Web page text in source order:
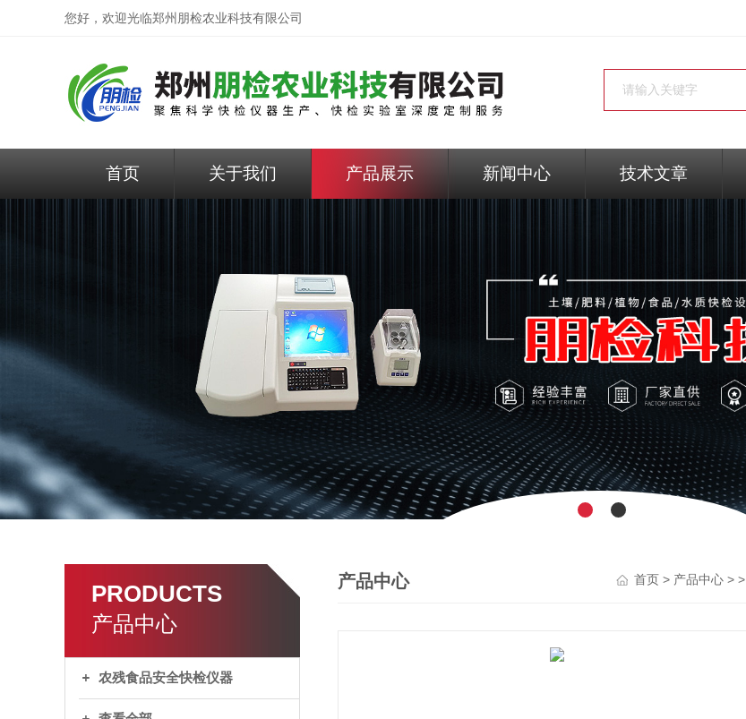
您好，欢迎光临郑州朋检农业科技有限公司
首页 关于我们 产品展示 新闻中心 技术文章
PRODUCTS
产品中心
农残食品安全快检仪器
产品中心 首页 > 产品中心 > >